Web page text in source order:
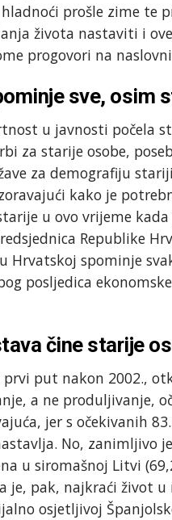
prošle zime te
života nastaviti i
progovori na
sve, osim
u javnosti počela
za starije osobe,
za demografiju
kako je
u ovo vrijeme
Republike
Hrvatskoj spominje
posljedica
čine starije
prvi put nakon 2002.,
a ne produljivanje,
jer s očekivanih
No, zanimljivo
u siromašnoj Litvi
je, pak, najkraći život
osjetljivoj